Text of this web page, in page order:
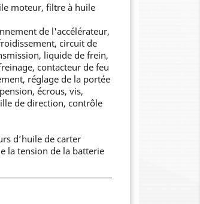
moteur, filtre à huile
de l'accélérateur,
circuit de
liquide de frein,
contacteur de feu
réglage de la portée
écrous, vis,
de direction, contrôle
d’huile de carter
la tension de la batterie